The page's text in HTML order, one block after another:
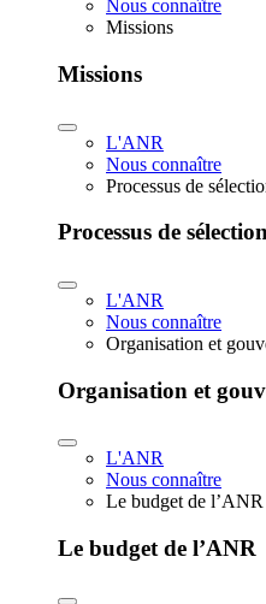
Nous connaître
Missions
Missions
L'ANR
Nous connaître
Processus de
Processus de
L'ANR
Nous connaître
Organisation et
Organisation et
L'ANR
Nous connaître
Le budget de l’ANR
Le budget de l’ANR